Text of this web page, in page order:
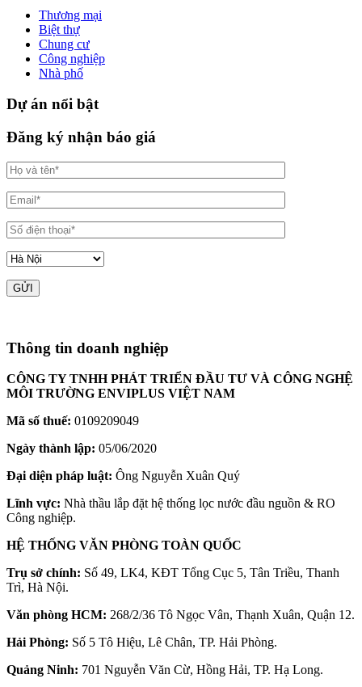
Thương mại
Biệt thự
Chung cư
Công nghiệp
Nhà phố
Dự án nổi bật
Đăng ký nhận báo giá
Thông tin doanh nghiệp
CÔNG TY TNHH PHÁT TRIỂN ĐẦU TƯ VÀ CÔNG NGHỆ
MÔI TRƯỜNG ENVIPLUS VIỆT NAM
Mã số thuế: 0109209049
Ngày thành lập: 05/06/2020
Đại diện pháp luật: Ông Nguyễn Xuân Quý
Lĩnh vực: Nhà thầu lắp đặt hệ thống lọc nước đầu nguồn & RO
Công nghiệp.
HỆ THỐNG VĂN PHÒNG TOÀN QUỐC
Trụ sở chính: Số 49, LK4, KĐT Tổng Cục 5, Tân Triều, Thanh
Trì, Hà Nội.
Văn phòng HCM: 268/2/36 Tô Ngọc Vân, Thạnh Xuân, Quận 12.
Hải Phòng: Số 5 Tô Hiệu, Lê Chân, TP. Hải Phòng.
Quảng Ninh: 701 Nguyễn Văn Cừ, Hồng Hải, TP. Hạ Long.